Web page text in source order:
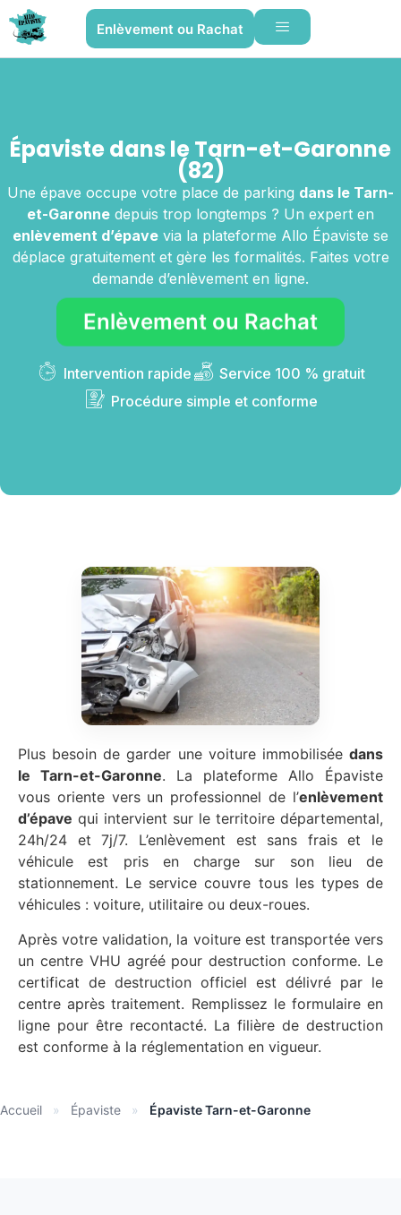
Enlèvement ou Rachat
Épaviste dans le Tarn-et-Garonne
(82)
Une épave occupe votre place de parking dans le Tarn-
et-Garonne depuis trop longtemps ? Un expert en
enlèvement d’épave via la plateforme Allo Épaviste se
déplace gratuitement et gère les formalités. Faites votre
demande d’enlèvement en ligne.
Enlèvement ou Rachat
Intervention rapide
Service 100 % gratuit
Procédure simple et conforme
Plus besoin de garder une voiture immobilisée dans
le Tarn-et-Garonne. La plateforme Allo Épaviste
vous oriente vers un professionnel de l’enlèvement
d’épave qui intervient sur le territoire départemental,
24h/24 et 7j/7. L’enlèvement est sans frais et le
véhicule est pris en charge sur son lieu de
stationnement. Le service couvre tous les types de
véhicules : voiture, utilitaire ou deux-roues.
Après votre validation, la voiture est transportée vers
un centre VHU agréé pour destruction conforme. Le
certificat de destruction officiel est délivré par le
centre après traitement. Remplissez le formulaire en
ligne pour être recontacté. La filière de destruction
est conforme à la réglementation en vigueur.
Accueil » Épaviste » Épaviste Tarn-et-Garonne